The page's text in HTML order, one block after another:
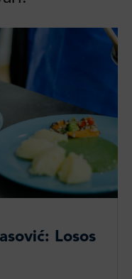
Losos